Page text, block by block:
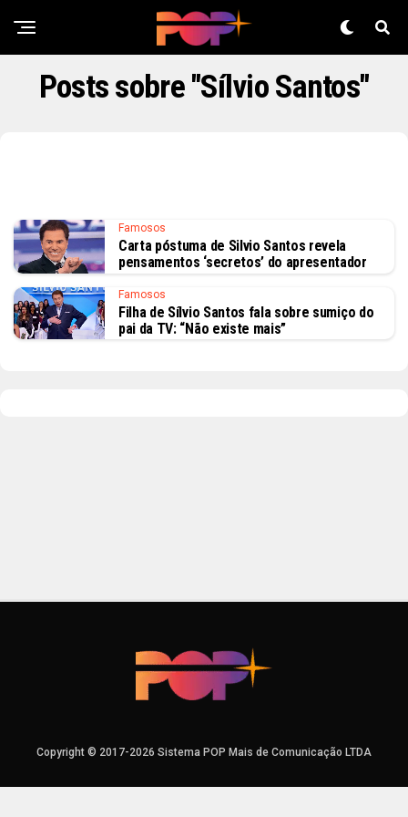
Posts sobre "Sílvio Santos"
Famosos
Carta póstuma de Silvio Santos revela
pensamentos ‘secretos’ do apresentador
Famosos
Filha de Sílvio Santos fala sobre sumiço do
pai da TV: “Não existe mais”
Copyright © 2017-2026 Sistema POP Mais de Comunicação LTDA